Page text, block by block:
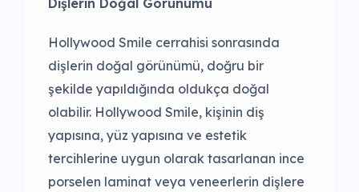
Hollywood Smile cerrahisi sonrasında
dişlerin doğal görünümü, doğru bir
şekilde yapıldığında oldukça doğal
olabilir. Hollywood Smile, kişinin diş
yapısına, yüz yapısına ve estetik
tercihlerine uygun olarak tasarlanan ince
porselen laminat veya veneerlerin dişlere